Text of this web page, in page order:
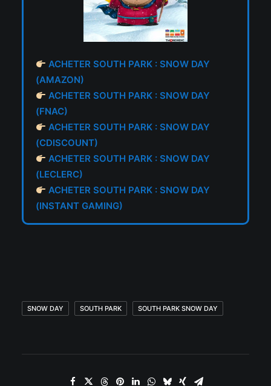
ACHETER SOUTH PARK : SNOW DAY
(AMAZON)
ACHETER SOUTH PARK : SNOW DAY
(FNAC)
ACHETER SOUTH PARK : SNOW DAY
(CDISCOUNT)
ACHETER SOUTH PARK : SNOW DAY
(LECLERC)
ACHETER SOUTH PARK : SNOW DAY
(INSTANT GAMING)
SNOW DAY SOUTH PARK SOUTH PARK SNOW DAY